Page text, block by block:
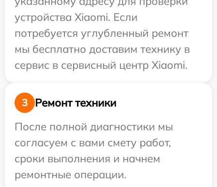
устройства Xiaomi. Если
потребуется углубленный ремонт
мы бесплатно доставим технику в
сервис в сервисный центр Xiaomi.
3
Ремонт техники
После полной диагностики мы
согласуем с вами смету работ,
сроки выполнения и начнем
ремонтные операции.